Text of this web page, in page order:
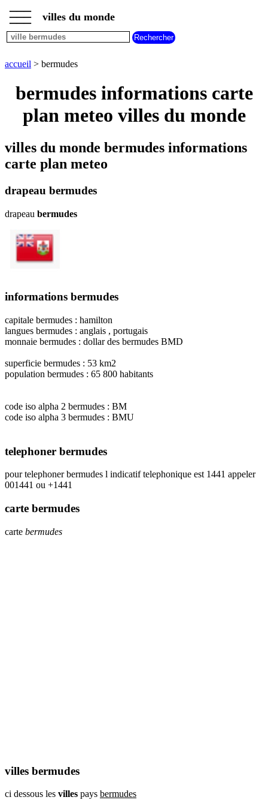
accueil
villes
commencant
par
P Q R S T
U
W X Y Z
___
___ villes du monde
accueil > bermudes
bermudes informations carte
plan meteo villes du monde
villes du monde bermudes informations
carte plan meteo
drapeau bermudes
drapeau bermudes
informations bermudes
capitale bermudes : hamilton
langues bermudes : anglais , portugais
monnaie bermudes : dollar des bermudes BMD
superficie bermudes : 53 km2
population bermudes : 65 800 habitants
code iso alpha 2 bermudes : BM
code iso alpha 3 bermudes : BMU
telephoner bermudes
pour telephoner bermudes l indicatif telephonique est 1441 appeler
001441 ou +1441
carte bermudes
carte bermudes
villes bermudes
ci dessous les villes pays bermudes